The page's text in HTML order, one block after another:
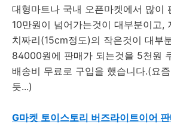
대형마트나 국내 오픈마켓에서 많이
10만원이 넘어가는것이 대부분이고,
치짜리(15cm정도)의 작은것이 대부
84000원에 판매가 되는것을 5천원
배송비 무료로 구입을 했습니다.(요
듯...)
G마켓 토이스토리 버즈라이트이어